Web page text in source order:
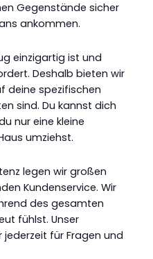
Gegenstände sicher
ankommen.
einzigartig ist und
Deshalb bieten wir
deine spezifischen
sind. Du kannst dich
nur eine kleine
umziehst.
legen wir großen
Kundenservice. Wir
des gesamten
fühlst. Unser
für Fragen und